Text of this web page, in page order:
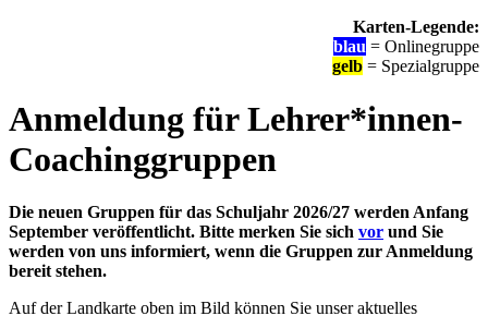
Karten-Legende:
blau = Onlinegruppe
gelb = Spezialgruppe
Anmeldung für Lehrer*innen-
Coachinggruppen
Die neuen Gruppen für das Schuljahr 2026/27 werden Anfang
September veröffentlicht. Bitte merken Sie sich vor und Sie
werden von uns informiert, wenn die Gruppen zur Anmeldung
bereit stehen.
Auf der Landkarte oben im Bild können Sie unser aktuelles